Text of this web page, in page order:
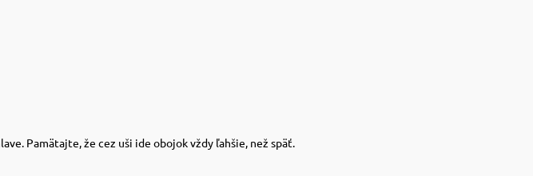
Pamätajte, že cez uši ide obojok vždy ľahšie, než späť.